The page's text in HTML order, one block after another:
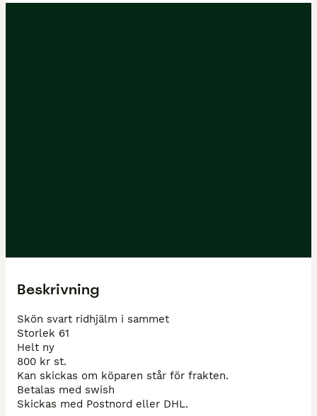
Beskrivning
Skön svart ridhjälm i sammet
Storlek 61
Helt ny
800 kr st.
Kan skickas om köparen står för frakten.
Betalas med swish
Skickas med Postnord eller DHL.